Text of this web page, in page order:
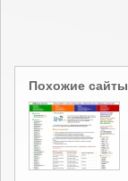
Похожие сайты